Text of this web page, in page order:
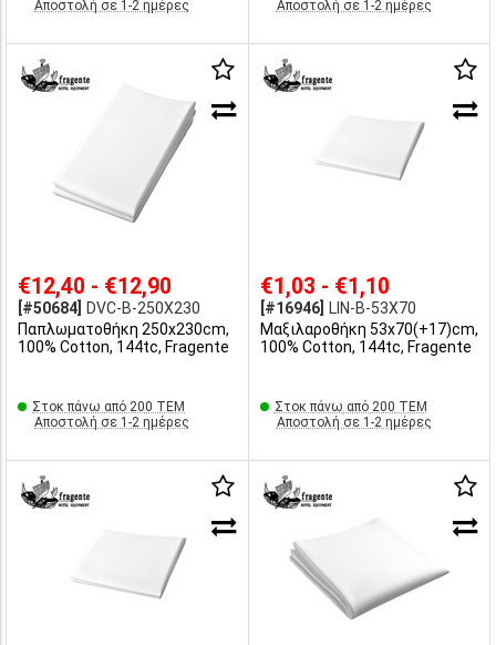
Αποστολή σε 1-2 ημέρες Αποστολή σε 1-2 ημέρες
€12,40 - €12,90
[#50684]
DVC-B-250X230
Παπλωματοθήκη 250x230cm,
100% Cotton, 144tc, Fragente
Στοκ πάνω από 200 ΤΕΜ
Αποστολή σε 1-2 ημέρες
€1,03 - €1,10
[#16946]
LIN-B-53X70
Μαξιλαροθήκη 53x70(+17)cm,
100% Cotton, 144tc, Fragente
Στοκ πάνω από 200 ΤΕΜ
Αποστολή σε 1-2 ημέρες